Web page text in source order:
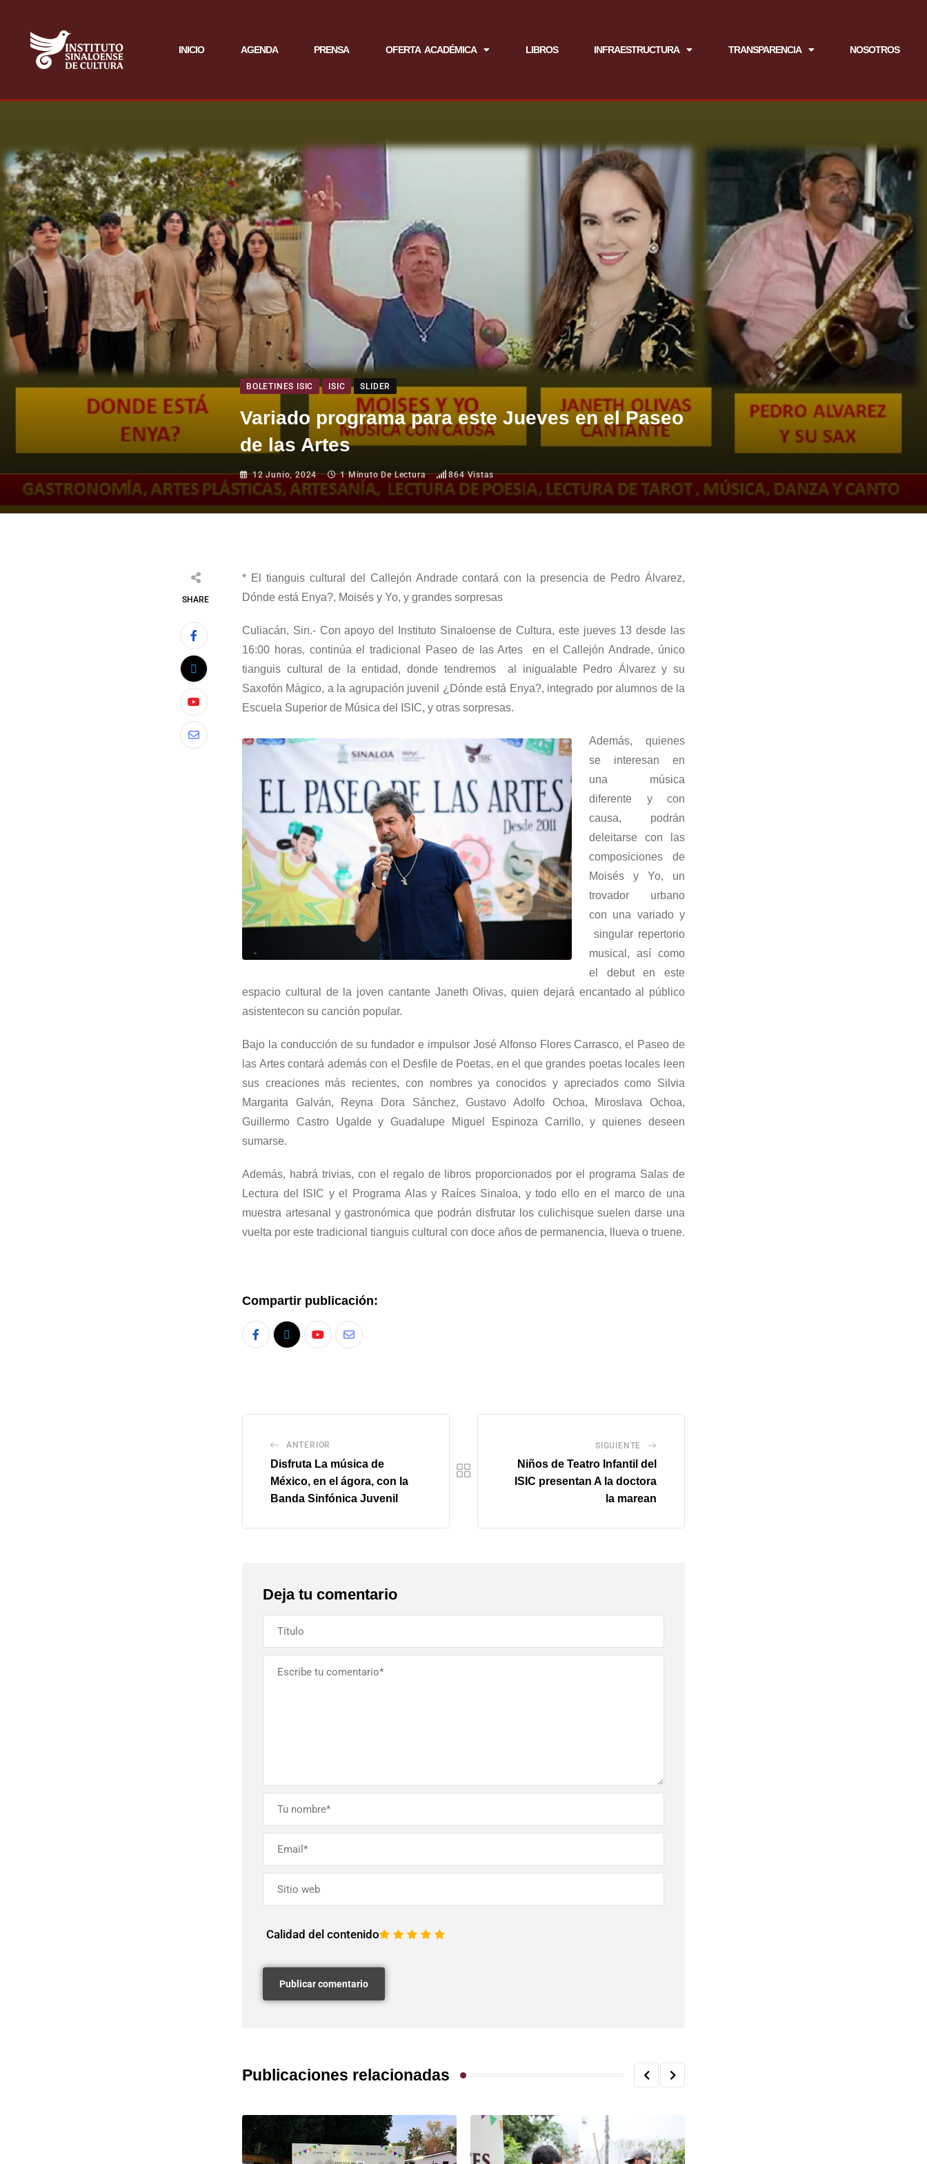
INICIO AGENDA PRENSA OFERTA ACADÉMICA LIBROS INFRAESTRUCTURA TRANSPARENCIA NOSOTROS
BOLETINES ISIC ISIC SLIDER
Variado programa para este Jueves en el Paseo
de las Artes
12 Junio, 2024 1 Minuto De Lectura 864Vistas
SHARE
* El tianguis cultural del Callejón Andrade contará con la presencia de Pedro Álvarez,
Dónde está Enya?, Moisés y Yo, y grandes sorpresas
Culiacán, Sin.- Con apoyo del Instituto Sinaloense de Cultura, este jueves 13 desde las
16:00 horas, continúa el tradicional Paseo de las Artes en el Callejón Andrade, único
tianguis cultural de la entidad, donde tendremos al inigualable Pedro Álvarez y su
Saxofón Mágico, a la agrupación juvenil ¿Dónde está Enya?, integrado poralumnos de la
Escuela Superior de Música del ISIC, y otras sorpresas.
Además, quienes
se interesan en
una música
diferente y con
causa, podrán
deleitarse con las
composiciones de
Moisés y Yo, un
trovador urbano
con una variado y
singular repertorio
musical, así como
el debut en este
espacio cultural de la joven cantante Janeth Olivas, quien dejará encantado al público
asistentecon su canción popular.
Bajo la conducción de su fundador e impulsor José Alfonso Flores Carrasco, el Paseo de
las Artes contará además con el Desfile de Poetas, en el que grandes poetas locales leen
sus creaciones más recientes, con nombres ya conocidos y apreciados como Silvia
Margarita Galván, Reyna Dora Sánchez, Gustavo Adolfo Ochoa, Miroslava Ochoa,
Guillermo Castro Ugalde y Guadalupe Miguel Espinoza Carrillo, y quienes deseen
sumarse.
Además, habrá trivias, con el regalo de libros proporcionados por el programa Salas de
Lectura del ISIC y el Programa Alas y Raíces Sinaloa, y todo ello en el marco de una
muestra artesanal y gastronómica que podrán disfrutar los culichisque suelen darse una
vuelta por este tradicional tianguis cultural con doce años de permanencia, llueva o truene.
Compartir publicación:
ANTERIOR
Disfruta La música de
México, en el ágora, con la
Banda Sinfónica Juvenil
SIGUIENTE
Niños de Teatro Infantil del
ISIC presentan A la doctora
la marean
Deja tu comentario
Calidad del contenido 5
4
3
2
1
Publicaciones relacionadas